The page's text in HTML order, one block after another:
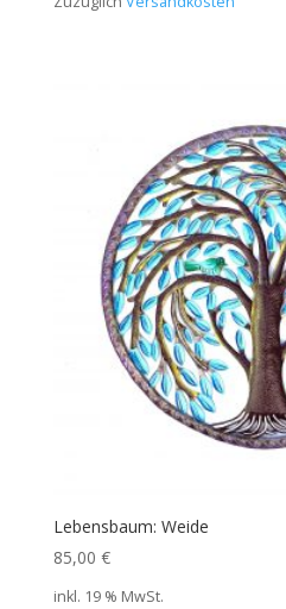
Lebensbaum: Weide
85,00 €
inkl. 19 % MwSt.